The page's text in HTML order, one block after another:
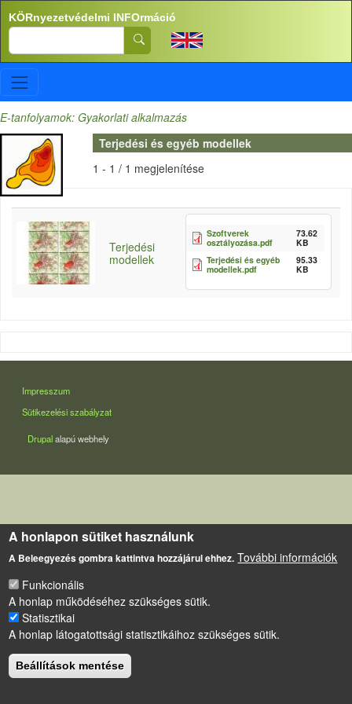
Ugrás a tartalomra
KÖRnyezetvédelmi INFOrmáció
Search
E-tanfolyamok: Gyakorlati alkalmazás
Terjedési és egyéb modellek
1 - 1 / 1 megjelenítése
Terjedési
modellek
Szoftverek
osztályozása.pdf
73.62
KB
Terjedési és egyéb
modellek.pdf
95.33
KB
LÁBLÉC
Impresszum
Sütikezelési szabályzat
Drupalalapú webhely
A honlapon sütiket használunk
A Beleegyezés gombra kattintva hozzájárul ehhez. További információk
Funkcionális
A honlap működéséhez szükséges sütik.
Statisztikai
A honlap látogatottsági statisztikáihoz szükséges sütik.
Beállítások mentése